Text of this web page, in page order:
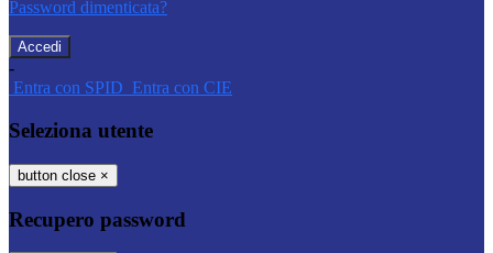
Password dimenticata?
-
Entra con SPID Entra con CIE
Seleziona utente
button close ×
Recupero password